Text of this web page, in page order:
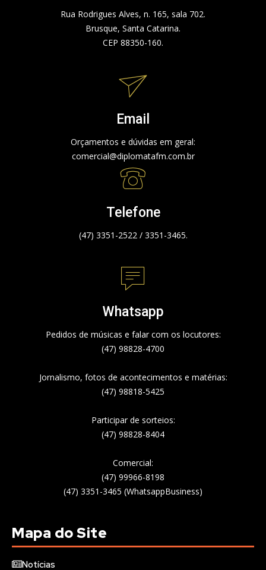
Rua Rodrigues Alves, n. 165, sala 702.
Brusque, Santa Catarina.
CEP 88350-160.
Email
Orçamentos e dúvidas em geral:
comercial@diplomatafm.com.br
Telefone
(47) 3351-2522 / 3351-3465.
Whatsapp
Pedidos de músicas e falar com os locutores:
(47) 98828-4700
Jornalismo, fotos de acontecimentos e matérias:
(47) 98818-5425
Participar de sorteios:
(47) 98828-8404
Comercial:
(47) 99966-8198
(47) 3351-3465 (WhatsappBusiness)
Mapa do Site
Notícias